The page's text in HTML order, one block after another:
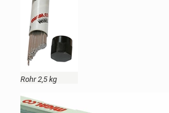
Rohr 2,5 kg